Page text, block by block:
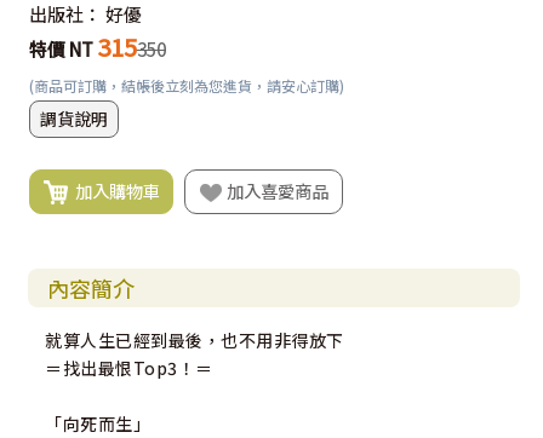
出版社： 好優
特價 NT 315350
(商品可訂購，結帳後立刻為您進貨，請安心訂購)
調貨說明
加入購物車 加入喜愛商品
內容簡介
就算人生已經到最後，也不用非得放下
＝找出最恨Top3！＝
「向死而生」